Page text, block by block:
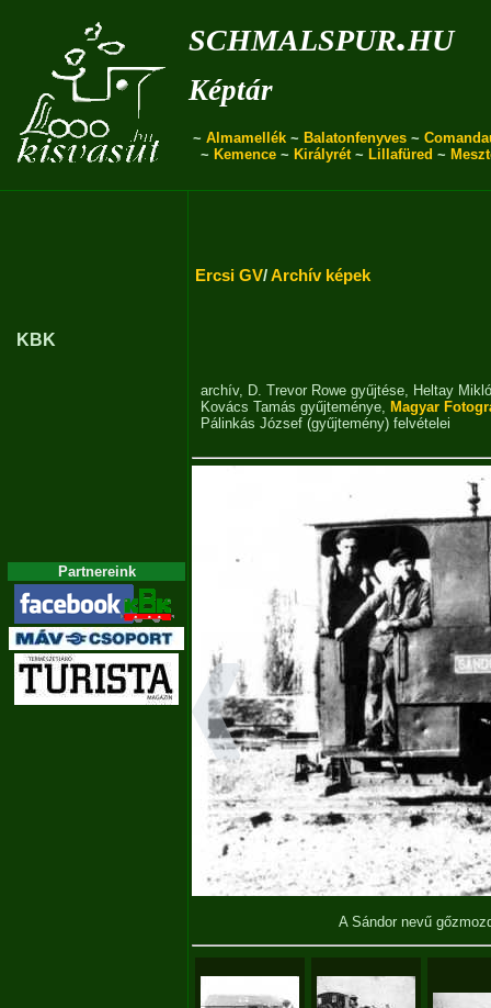
schmalspur.hu
Képtár
~ Almamellék ~ Balatonfenyves ~
~ Kemence~ Királyrét~ Lillafüred ~
KBK
Partnereink
Ercsi GV/Archív képek
archív, D. Trevor Rowe gyűjtése, Heltay
Kovács Tamás gyűjteménye, Magyar
Pálinkás József (gyűjtemény) felvételei
A Sándor nevű